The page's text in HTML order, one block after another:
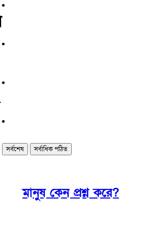
সর্বশেষ সর্বাধিক পঠিত
মানুষ কেন প্রশ্ন করে?